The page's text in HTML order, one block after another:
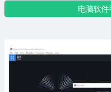
金融理财 新闻
安卓其它
电脑软